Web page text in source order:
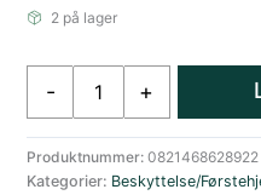
2 på lager
-
Vindpose
2
+
Produktnummer:0821468628922
Kategorier: Beskyttelse/